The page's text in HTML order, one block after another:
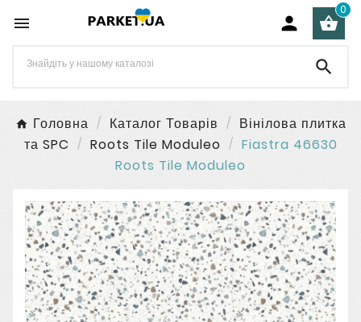
  
0

Головна Каталог Товарів
Вінілова плитка
та SPC
Roots Tile Moduleo
Fiastra 46630
Roots Tile Moduleo